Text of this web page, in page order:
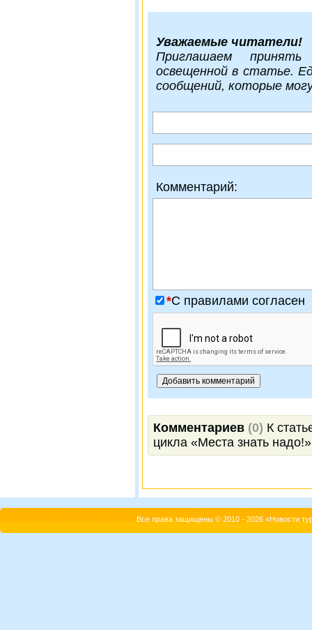
Уважаемые читатели!
Приглашаем
освещенной в статье.
сообщений, которые
Комментарий:
*C правилами согласен
Комментариев (0) К
цикла «Места знать надо!»
Все права защищены © 2010 - 2026 «Новости